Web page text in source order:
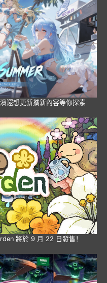
遐想更新攜新內容等你探索
將於 9 月 22 日發售！